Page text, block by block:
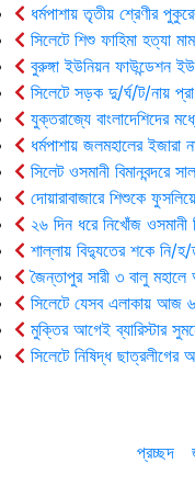
ধর্মপাশায় তৃতীয় শ্রেণীর
সিলেটে শিশু ফাহিমা হত্যা
বুরুঙ্গা ইউনিয়ন ফাউন্ডেশন
সিলেটে সড়ক দু/র্ঘ/ট/নায়
যুক্তরাজ্যে বাংলাদেশিদের
ধর্মপাশায় জলমহালের ইজারা
সিলেট ওসমানী বিমানবন্দরে
দোয়ারাবাজারে শিশুকে
২৬ দিন ধরে নিখোঁজ ওসমানী
শাল্লায় বিদ্যুতের শকে নি/
জৈন্তাপুর সারী ৩ বালু
সিলেটে যেসব এলাকায় আজ
মুক্তির আগেই ব্যারিস্টার
সিলেটে নিষিদ্ধ ছাত্রলীগের
প্রচ্ছদ